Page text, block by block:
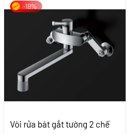
-18%
Vòi rửa bát gắt tường 2 chế